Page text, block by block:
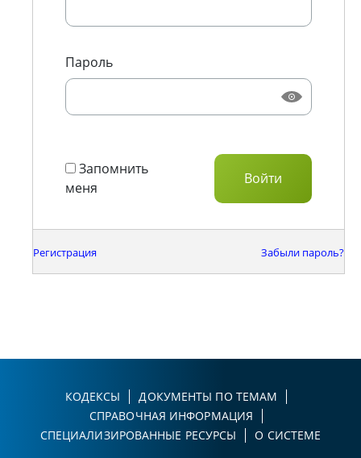
Пароль
Запомнить
меня
Регистрация Забыли пароль?
КОДЕКСЫ
ДОКУМЕНТЫ ПО ТЕМАМ
СПРАВОЧНАЯ ИНФОРМАЦИЯ
СПЕЦИАЛИЗИРОВАННЫЕ РЕСУРСЫ
О СИСТЕМЕ